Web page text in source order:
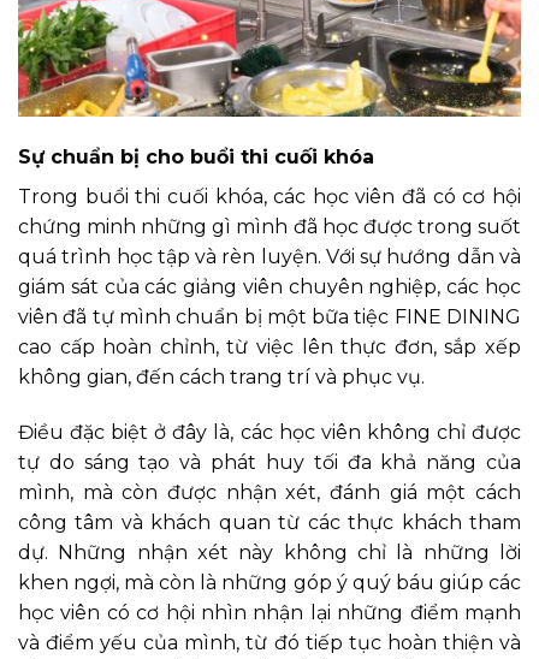
Sự chuẩn bị cho buổi thi cuối khóa
Trong buổi thi cuối khóa, các học viên đã có cơ hội
chứng minh những gì mình đã học được trong suốt
quá trình học tập và rèn luyện. Với sự hướng dẫn và
giám sát của các giảng viên chuyên nghiệp, các học
viên đã tự mình chuẩn bị một bữa tiệc FINE DINING
cao cấp hoàn chỉnh, từ việc lên thực đơn, sắp xếp
không gian, đến cách trang trí và phục vụ.
Điều đặc biệt ở đây là, các học viên không chỉ được
tự do sáng tạo và phát huy tối đa khả năng của
mình, mà còn được nhận xét, đánh giá một cách
công tâm và khách quan từ các thực khách tham
dự. Những nhận xét này không chỉ là những lời
khen ngợi, mà còn là những góp ý quý báu giúp các
học viên có cơ hội nhìn nhận lại những điểm mạnh
và điểm yếu của mình, từ đó tiếp tục hoàn thiện và